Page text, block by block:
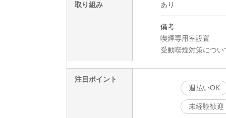
取り組み
あり
備考
喫煙専用室設置
受動喫煙対策につ
注目ポイント
週払いOK
未経験歓迎